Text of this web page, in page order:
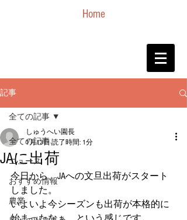
Home
記事
全ての記事
ニュース
おすすめ情報
農業
全ての記事
JAに出荷
しゅうへい園長
1月13日 読了時間: 1分
今日から、JAへの文旦出荷がスタート
しました。
いよいよ今シーズンも出荷が本格的に